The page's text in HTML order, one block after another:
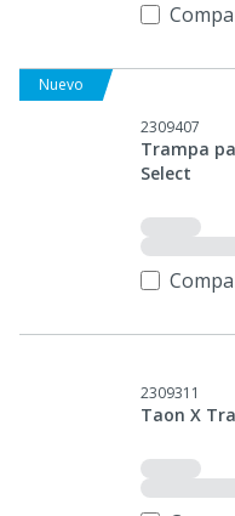
Nuevo
2309407
Trampa
Select
2309311
Taon X